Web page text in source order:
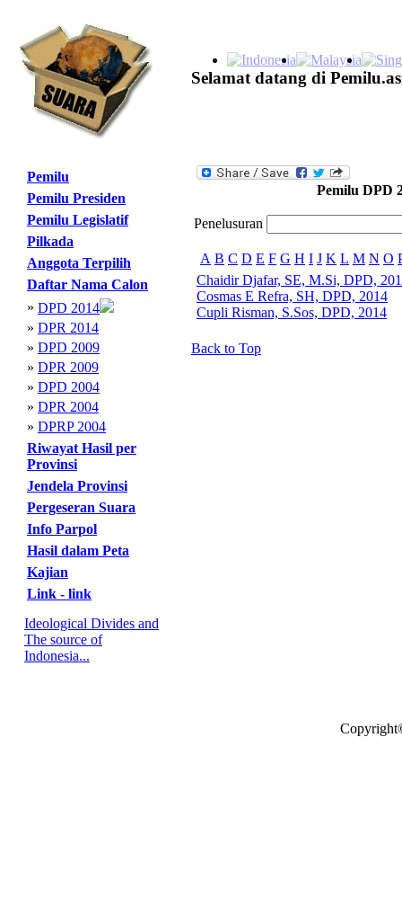
Selamat datang di
Pemilu
Pemilu Presiden
Pemilu Legislatif
Pilkada
Anggota Terpilih
Daftar Nama Calon
» DPD 2014
» DPR 2014
» DPD 2009
» DPR 2009
» DPD 2004
» DPR 2004
» DPRP 2004
Riwayat Hasil per
Provinsi
Jendela Provinsi
Pergeseran Suara
Info Parpol
Hasil dalam Peta
Kajian
Link - link
Ideological Divides and
The source of
Indonesia...
Pemilu DPD
Penelusuran
A B C D E F G H I J K L M N O
Chaidir Djafar, SE, M.Si, DPD,
Cosmas E Refra, SH, DPD, 2014
Cupli Risman, S.Sos, DPD, 2014
Back to Top